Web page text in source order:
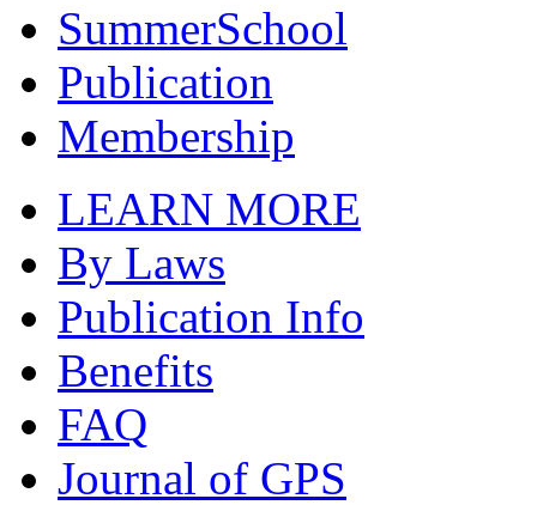
SummerSchool
Publication
Membership
LEARN MORE
By Laws
Publication Info
Benefits
FAQ
Journal of GPS